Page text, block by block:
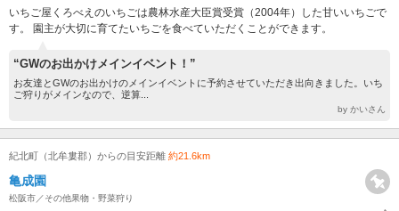
いちご屋くろべえのいちごは農林水産大臣賞受賞（2004年）した甘いいちごで
す。 園主が大切に育てたいちごを食べていただくことができます。
“GWのお出かけメインイベント！”
お友達とGWのお出かけのメインイベントに予約させていただき出向きました。いち
ご狩りがメインなので、逆算...
by かいさん
紀北町（北牟婁郡）からの目安距離 約21.6km
亀成園
松阪市／その他果物・野菜狩り